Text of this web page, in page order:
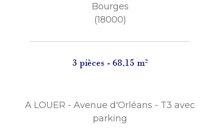
Bourges
(18000)
3 pièces - 68,15 m²
A LOUER - Avenue d'Orléans - T3 avec
parking